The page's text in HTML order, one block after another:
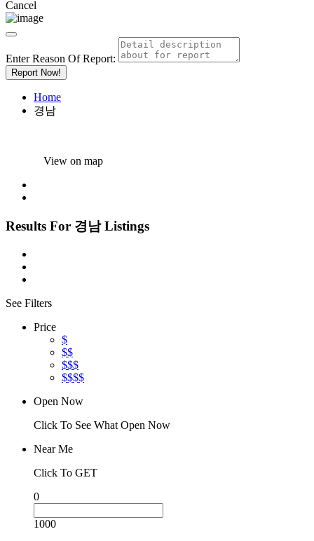
Cancel
Enter Reason Of Report:
Report Now!
Home
경남
View on map
Results For 경남 Listings
See Filters
Price
$
$$
$$$
$$$$
Open Now
Click To See What Open Now
Near Me
Click To GET
0
1000